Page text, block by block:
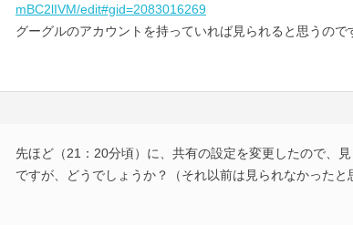
mBC2lIVM/edit#gid=2083016269
グーグルのアカウントを持っていれば見られると思うので
先ほど（21：20分頃）に、共有の設定を変更したので、
ですが、どうでしょうか？（それ以前は見られなかったと